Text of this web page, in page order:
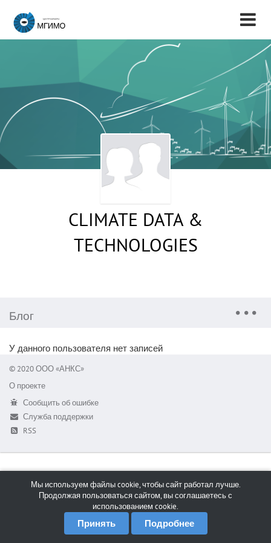
CLIMATE DATA &
TECHNOLOGIES
Блог
У данного пользователя нет записей
© 2020 ООО «АНКС»
О проекте
Сообщить об ошибке
Служба поддержки
RSS
Мы используем файлы cookie, чтобы сайт работал лучше.
Продолжая пользоваться сайтом, вы соглашаетесь с
использованием cookie.
Принять Подробнее